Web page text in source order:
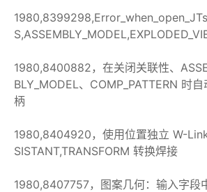
1980,8400882，在关闭关联性、
BLY_MODEL、COMP_PATTERN 时
柄
1980,8404920，使用位置独立 W-
SISTANT,TRANSFORM 转换焊接
1980,8407757，图案几何：输入字段